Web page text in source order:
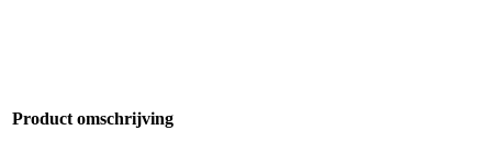
Product omschrijving